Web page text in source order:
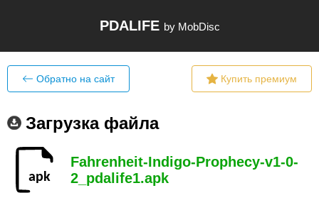
PDALIFE by MobDisc
Обратно на сайт Купить премиум
Загрузка файла
Fahrenheit-Indigo-Prophecy-v1-0-
2_pdalife1.apk